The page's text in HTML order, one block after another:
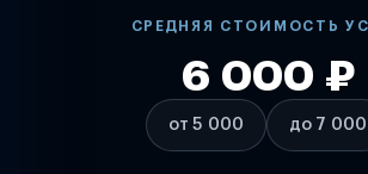
СРЕДНЯЯ СТОИМОСТЬ
от 5 000
6 000 ₽
до 7 000